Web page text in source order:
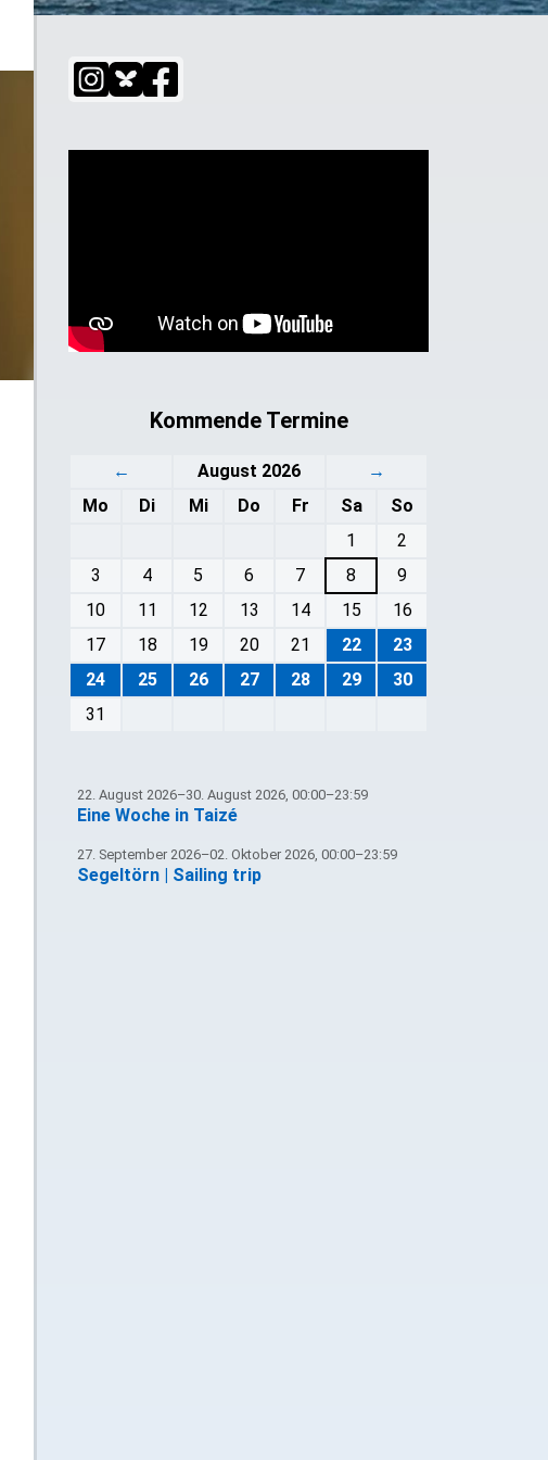
Kommende Termine
← August 2026
→
Mo
Di Mi Do Fr Sa
So
1
2
3
4 5 6 7 8
9
10
11 12 13 14 15
16
17
18 19 20 21 22
23
24
25 26 27 28 29
30
31
22. August 2026–30. August 2026, 00:00–23:59
Eine Woche in Taizé
27. September 2026–02. Oktober 2026, 00:00–23:59
Segeltörn | Sailing trip